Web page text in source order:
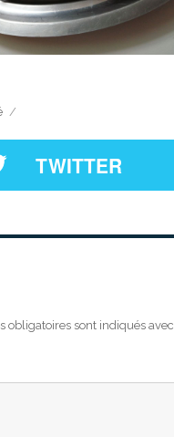
TWITTER
obligatoires sont indiqués avec